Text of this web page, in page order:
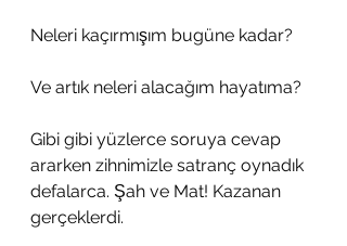
Neleri kaçırmışım bugüne kadar?
Ve artık neleri alacağım hayatıma?
Gibi gibi yüzlerce soruya cevap
ararken zihnimizle satranç oynadık
defalarca. Şah ve Mat! Kazanan
gerçeklerdi.